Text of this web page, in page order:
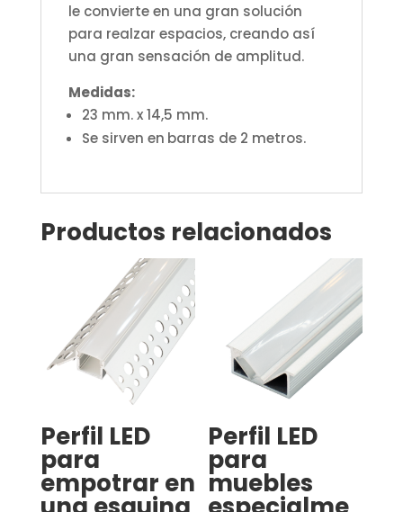
le convierte en una gran solución
para realzar espacios, creando así
una gran sensación de amplitud.
Medidas:
23 mm. x 14,5 mm.
Se sirven en barras de 2 metros.
Productos relacionados
Perfil LED
para
empotrar en
Perfil LED
para
muebles